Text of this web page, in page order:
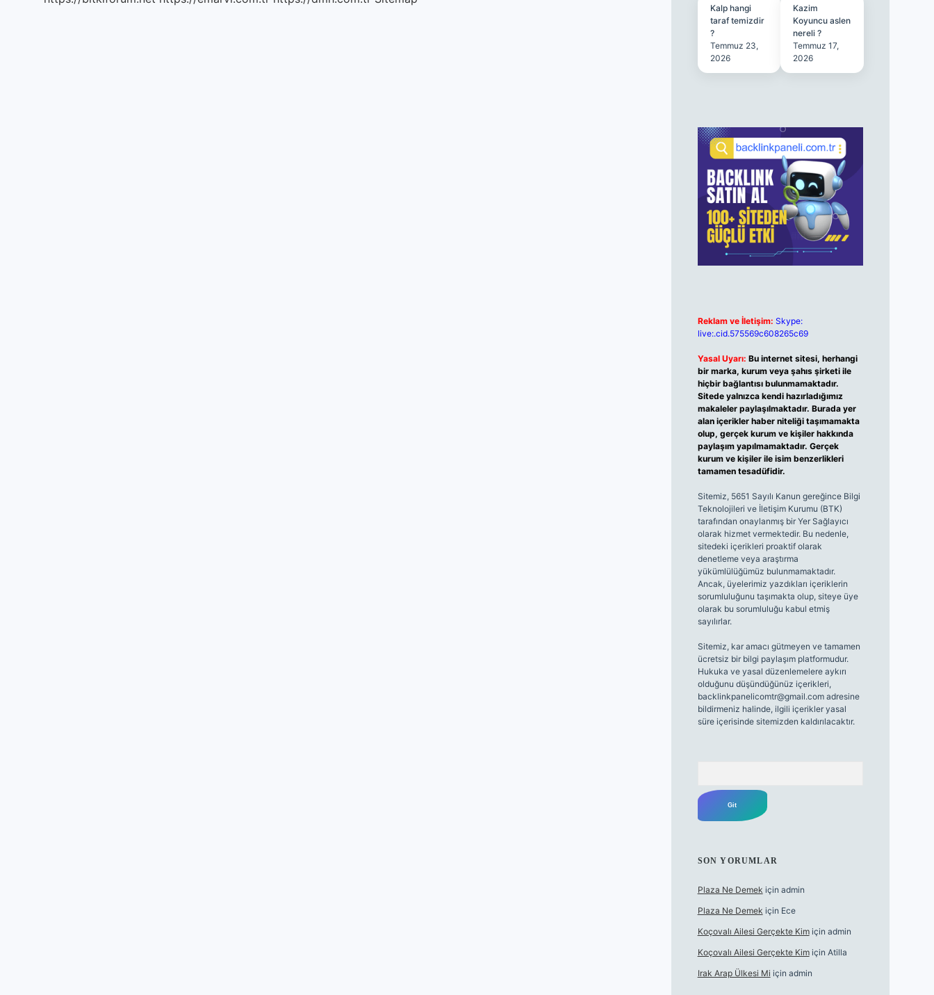
Kalp hangi
taraf temizdir
?
Temmuz 23,
2026
Kazim
Koyuncu aslen
nereli ?
Temmuz 17,
2026
Reklam ve İletişim: Skype:
live:.cid.575569c608265c69
Yasal Uyarı: Bu internet sitesi, herhangi
bir marka, kurum veya şahıs şirketi ile
hiçbir bağlantısı bulunmamaktadır.
Sitede yalnızca kendi hazırladığımız
makaleler paylaşılmaktadır. Burada yer
alan içerikler haber niteliği taşımamakta
olup, gerçek kurum ve kişiler hakkında
paylaşım yapılmamaktadır. Gerçek
kurum ve kişiler ile isim benzerlikleri
tamamen tesadüfidir.
Sitemiz, 5651 Sayılı Kanun gereğince Bilgi
Teknolojileri ve İletişim Kurumu (BTK)
tarafından onaylanmış bir Yer Sağlayıcı
olarak hizmet vermektedir. Bu nedenle,
sitedeki içerikleri proaktif olarak
denetleme veya araştırma
yükümlülüğümüz bulunmamaktadır.
Ancak, üyelerimiz yazdıkları içeriklerin
sorumluluğunu taşımakta olup, siteye üye
olarak bu sorumluluğu kabul etmiş
sayılırlar.
Sitemiz, kar amacı gütmeyen ve tamamen
ücretsiz bir bilgi paylaşım platformudur.
Hukuka ve yasal düzenlemelere aykırı
olduğunu düşündüğünüz içerikleri,
backlinkpanelicomtr@gmail.comadresine
bildirmeniz halinde, ilgili içerikler yasal
süre içerisinde sitemizden kaldırılacaktır.
SON YORUMLAR
Plaza Ne Demek için admin
Plaza Ne Demek için Ece
Koçovalı Ailesi Gerçekte Kimiçin admin
Koçovalı Ailesi Gerçekte Kimiçin Atilla
Irak Arap Ülkesi Mi için admin